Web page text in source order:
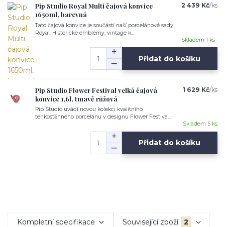
Pip Studio Royal Multi čajová konvice
1650ml, barevná
Tato čajová konvice je součástí naší porcelánové sady
Royal. Historické emblémy, vintage k...
2 439 Kč/ks
Skladem 1 ks
Přidat do košíku
Pip Studio Flower Festival velká čajová
konvice 1,6l, tmavě růžová
Pip Studio uvádí novou kolekci kvalitního
tenkostěnného porcelánu v designu Flower Festiva...
1 629 Kč/ks
Skladem 5 ks
Přidat do košíku
Kompletní specifikace Související zboží 2